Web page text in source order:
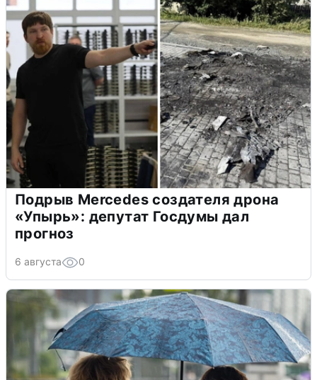
Подрыв Mercedes создателя дрона
«Упырь»: депутат Госдумы дал
прогноз
6 августа 0